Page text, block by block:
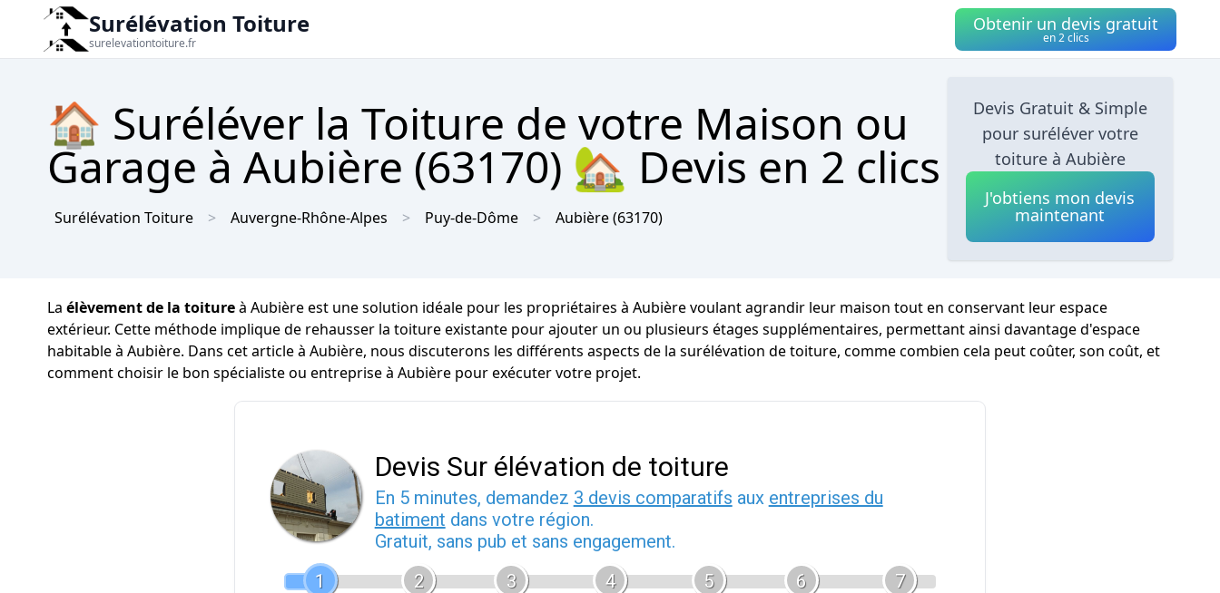
Surélévation Toiture
surelevationtoiture.fr
Obtenir un devis gratuit
en 2 clics
🏠 Suréléver la Toiture de votre Maison ou
Garage à Aubière (63170) 🏡 Devis en 2 clics
Surélévation Toiture Auvergne-Rhône-Alpes Puy-de-Dôme Aubière(63170)
Devis Gratuit & Simple
pour suréléver votre
toiture à Aubière
J'obtiens mon devis
maintenant
La élèvement de la toitureà Aubière est une solution idéale pour les propriétaires à Aubière voulant agrandir leur maison tout en conservant leur espace
extérieur. Cette méthode implique de rehausser la toiture existante pour ajouter un ou plusieurs étages supplémentaires, permettant ainsi davantage d'espace
habitable à Aubière. Dans cet article à Aubière, nous discuterons les différents aspects de la surélévation de toiture, comme combien cela peut coûter, son coût, et
comment choisir le bon spécialiste ou entreprise à Aubière pour exécuter votre projet.
Devis Sur élévation de toiture
En 5 minutes, demandez 3 devis comparatifs aux entreprises du
batiment dans votre région.
Gratuit, sans pub et sans engagement.
1
2 3 4 5 6 7